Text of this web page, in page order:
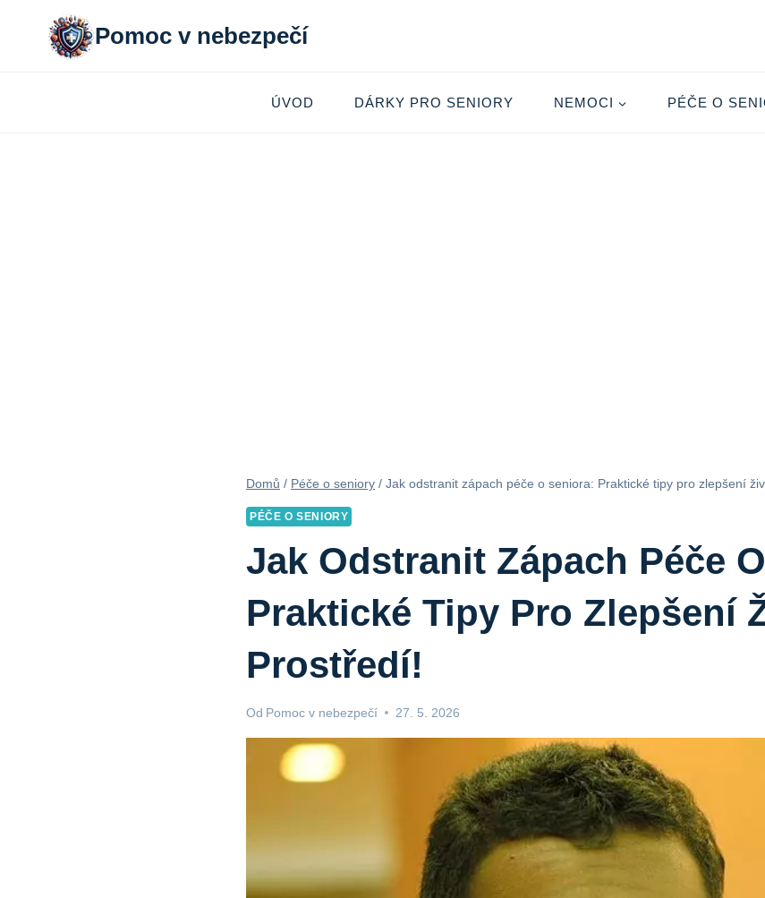
Pomoc v nebezpečí
ÚVOD DÁRKY PRO SENIORY NEMOCI PÉČE O
Domů / Péče o seniory / Jak odstranit zápach péče o seniora: Praktické tipy pro zlepšení
PÉČE O SENIORY
Jak Odstranit Zápach Péče
Praktické Tipy Pro Zlepšení
Prostředí!
Od Pomoc v nebezpečí 27. 5. 2026